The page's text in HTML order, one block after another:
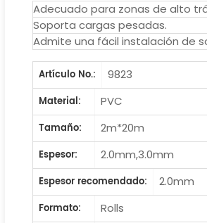
Adecuado para zonas de alto
Soporta cargas pesadas.
Admite una fácil instalación de
Artículo No.:
9823
Material:
PVC
Tamaño:
2m*20m
Espesor:
2.0mm,3.0mm
Espesor recomendado:
2.0mm
Formato:
Rolls